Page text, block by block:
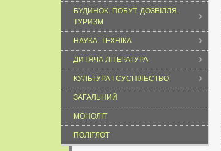
БУДИНОК. ПОБУТ. ДОЗВІЛЛЯ.
ТУРИЗМ
НАУКА. ТЕХНІКА
ДИТЯЧА ЛІТЕРАТУРА
КУЛЬТУРА І СУСПІЛЬСТВО
ЗАГАЛЬНИЙ
МОНОЛІТ
ПОЛІГЛОТ